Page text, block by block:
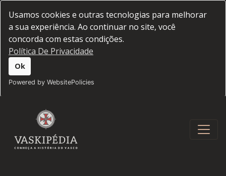
Usamos cookies e outras tecnologias para melhorar
a sua experiência. Ao continuar no site, você
concorda com estas condições.
Política De Privacidade
Ok
Powered by WebsitePolicies